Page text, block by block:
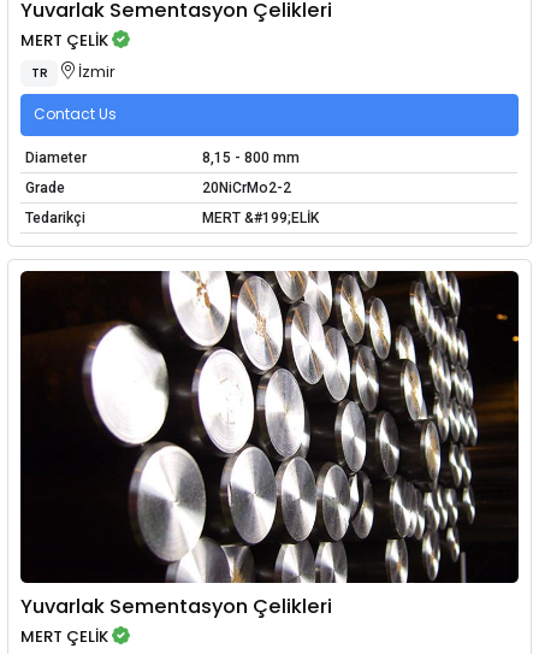
Yuvarlak Sementasyon Çelikleri
MERT ÇELİK
TR İzmir
Contact Us
Diameter
8,15 - 800 mm
Grade
20NiCrMo2-2
Tedarikçi
MERT &#199;ELİK
Yuvarlak Sementasyon Çelikleri
MERT ÇELİK